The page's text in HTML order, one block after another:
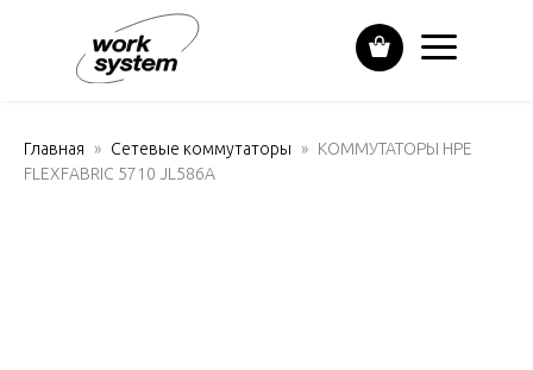
Главная Сетевые коммутаторы
КОММУТАТОРЫ HPE
FLEXFABRIC 5710 JL586A